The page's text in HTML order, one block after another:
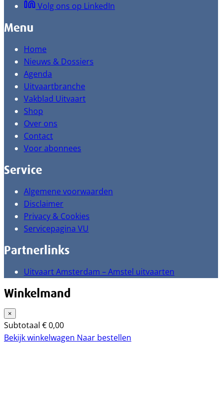
Volg ons op LinkedIn
Menu
Home
Nieuws & Dossiers
Agenda
Uitvaartbranche
Vakblad Uitvaart
Shop
Over ons
Contact
Voor abonnees
Service
Algemene voorwaarden
Disclaimer
Privacy & Cookies
Servicepagina VU
Partnerlinks
Uitvaart Amsterdam – Amstel uitvaarten
Winkelmand
×
Subtotaal €0,00
Bekijk winkelwagen Naar bestellen